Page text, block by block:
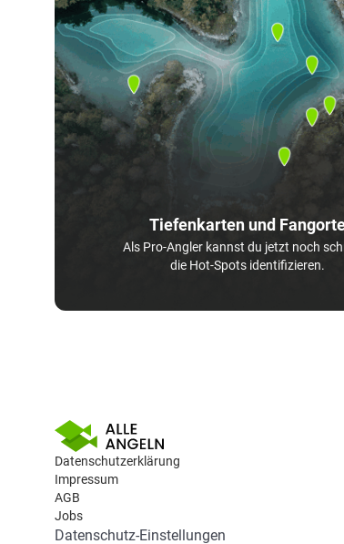
Tiefenkarten und
Als Pro-Angler kannst du jetzt noch
die Hot-Spots identifizieren.
Datenschutzerklärung
Impressum
AGB
Jobs
Datenschutz-Einstellungen